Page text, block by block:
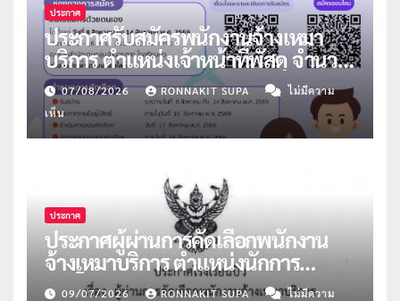
ประกาศ
ประกาศรับสมัครพนักงานจ้างเหมา
บริการ ตำแหน่งเจ้าหน้าที่พัสดุ จำนวน
1 อัตรา
07/08/2026 RONNAKIT SUPA
ไม่มีความ
เห็น
ประกาศ
ประกาศผู้ผ่านการคัดเลือกพนักงาน
จ้างเหมาบริการ ตำแหน่งนักการ
ภารโรง จำนวน 2 อัตรา
09/07/2026 RONNAKIT SUPA
ไม่มีความ